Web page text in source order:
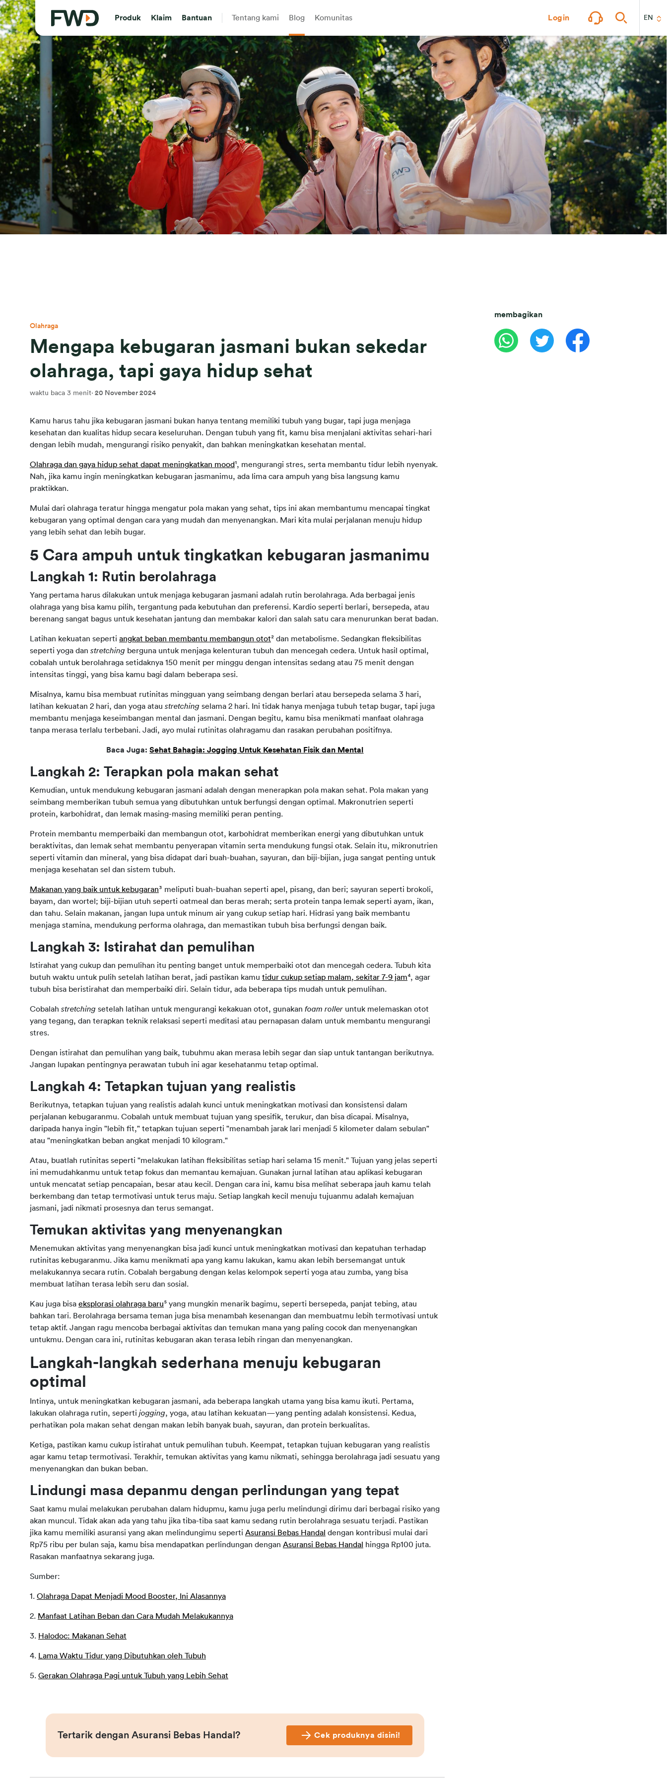
Produk Klaim Bantuan Tentang kami Blog Komunitas Login EN
Olahraga
Mengapa kebugaran jasmani bukan sekedar
olahraga, tapi gaya hidup sehat
waktu baca 3 menit· 20 November 2024
Kamu harus tahu jika kebugaran jasmani bukan hanya tentang memiliki tubuh yang bugar, tapi juga menjaga
kesehatan dan kualitas hidup secara keseluruhan. Dengan tubuh yang fit, kamu bisa menjalani aktivitas sehari-hari
dengan lebih mudah, mengurangi risiko penyakit, dan bahkan meningkatkan kesehatan mental.
Olahraga dan gaya hidup sehat dapat meningkatkan mood¹, mengurangi stres, serta membantu tidur lebih nyenyak.
Nah, jika kamu ingin meningkatkan kebugaran jasmanimu, ada lima cara ampuh yang bisa langsung kamu
praktikkan.
Mulai dari olahraga teratur hingga mengatur pola makan yang sehat, tips ini akan membantumu mencapai tingkat
kebugaran yang optimal dengan cara yang mudah dan menyenangkan. Mari kita mulai perjalanan menuju hidup
yang lebih sehat dan lebih bugar.
5 Cara ampuh untuk tingkatkan kebugaran jasmanimu
Langkah 1: Rutin berolahraga
Yang pertama harus dilakukan untuk menjaga kebugaran jasmani adalah rutin berolahraga. Ada berbagai jenis
olahraga yang bisa kamu pilih, tergantung pada kebutuhan dan preferensi. Kardio seperti berlari, bersepeda, atau
berenang sangat bagus untuk kesehatan jantung dan membakar kalori dan salah satu cara menurunkan berat badan.
Latihan kekuatan seperti angkat beban membantu membangun otot² dan metabolisme. Sedangkan fleksibilitas
seperti yoga dan stretching berguna untuk menjaga kelenturan tubuh dan mencegah cedera. Untuk hasil optimal,
cobalah untuk berolahraga setidaknya 150 menit per minggu dengan intensitas sedang atau 75 menit dengan
intensitas tinggi, yang bisa kamu bagi dalam beberapa sesi.
Misalnya, kamu bisa membuat rutinitas mingguan yang seimbang dengan berlari atau bersepeda selama 3 hari,
latihan kekuatan 2 hari, dan yoga atau stretching selama 2 hari. Ini tidak hanya menjaga tubuh tetap bugar, tapi juga
membantu menjaga keseimbangan mental dan jasmani. Dengan begitu, kamu bisa menikmati manfaat olahraga
tanpa merasa terlalu terbebani. Jadi, ayo mulai rutinitas olahragamu dan rasakan perubahan positifnya.
Baca Juga: Sehat Bahagia: Jogging Untuk Kesehatan Fisik dan Mental
Langkah 2: Terapkan pola makan sehat
Kemudian, untuk mendukung kebugaran jasmani adalah dengan menerapkan pola makan sehat. Pola makan yang
seimbang memberikan tubuh semua yang dibutuhkan untuk berfungsi dengan optimal. Makronutrien seperti
protein, karbohidrat, dan lemak masing-masing memiliki peran penting.
Protein membantu memperbaiki dan membangun otot, karbohidrat memberikan energi yang dibutuhkan untuk
beraktivitas, dan lemak sehat membantu penyerapan vitamin serta mendukung fungsi otak. Selain itu, mikronutrien
seperti vitamin dan mineral, yang bisa didapat dari buah-buahan, sayuran, dan biji-bijian, juga sangat penting untuk
menjaga kesehatan sel dan sistem tubuh.
Makanan yang baik untuk kebugaran³ meliputi buah-buahan seperti apel, pisang, dan beri; sayuran seperti brokoli,
bayam, dan wortel; biji-bijian utuh seperti oatmeal dan beras merah; serta protein tanpa lemak seperti ayam, ikan,
dan tahu. Selain makanan, jangan lupa untuk minum air yang cukup setiap hari. Hidrasi yang baik membantu
menjaga stamina, mendukung performa olahraga, dan memastikan tubuh bisa berfungsi dengan baik.
Langkah 3: Istirahat dan pemulihan
Istirahat yang cukup dan pemulihan itu penting banget untuk memperbaiki otot dan mencegah cedera. Tubuh kita
butuh waktu untuk pulih setelah latihan berat, jadi pastikan kamu tidur cukup setiap malam, sekitar 7-9 jam⁴, agar
tubuh bisa beristirahat dan memperbaiki diri. Selain tidur, ada beberapa tips mudah untuk pemulihan.
Cobalah stretching setelah latihan untuk mengurangi kekakuan otot, gunakan foam roller untuk melemaskan otot
yang tegang, dan terapkan teknik relaksasi seperti meditasi atau pernapasan dalam untuk membantu mengurangi
stres.
Dengan istirahat dan pemulihan yang baik, tubuhmu akan merasa lebih segar dan siap untuk tantangan berikutnya.
Jangan lupakan pentingnya perawatan tubuh ini agar kesehatanmu tetap optimal.
Langkah 4: Tetapkan tujuan yang realistis
Berikutnya, tetapkan tujuan yang realistis adalah kunci untuk meningkatkan motivasi dan konsistensi dalam
perjalanan kebugaranmu. Cobalah untuk membuat tujuan yang spesifik, terukur, dan bisa dicapai. Misalnya,
daripada hanya ingin "lebih fit," tetapkan tujuan seperti "menambah jarak lari menjadi 5 kilometer dalam sebulan"
atau "meningkatkan beban angkat menjadi 10 kilogram."
Atau, buatlah rutinitas seperti "melakukan latihan fleksibilitas setiap hari selama 15 menit." Tujuan yang jelas seperti
ini memudahkanmu untuk tetap fokus dan memantau kemajuan. Gunakan jurnal latihan atau aplikasi kebugaran
untuk mencatat setiap pencapaian, besar atau kecil. Dengan cara ini, kamu bisa melihat seberapa jauh kamu telah
berkembang dan tetap termotivasi untuk terus maju. Setiap langkah kecil menuju tujuanmu adalah kemajuan
jasmani, jadi nikmati prosesnya dan terus semangat.
Temukan aktivitas yang menyenangkan
Menemukan aktivitas yang menyenangkan bisa jadi kunci untuk meningkatkan motivasi dan kepatuhan terhadap
rutinitas kebugaranmu. Jika kamu menikmati apa yang kamu lakukan, kamu akan lebih bersemangat untuk
melakukannya secara rutin. Cobalah bergabung dengan kelas kelompok seperti yoga atau zumba, yang bisa
membuat latihan terasa lebih seru dan sosial.
Kau juga bisa eksplorasi olahraga baru⁵ yang mungkin menarik bagimu, seperti bersepeda, panjat tebing, atau
bahkan tari. Berolahraga bersama teman juga bisa menambah kesenangan dan membuatmu lebih termotivasi untuk
tetap aktif. Jangan ragu mencoba berbagai aktivitas dan temukan mana yang paling cocok dan menyenangkan
untukmu. Dengan cara ini, rutinitas kebugaran akan terasa lebih ringan dan menyenangkan.
Langkah-langkah sederhana menuju kebugaran
optimal
Intinya, untuk meningkatkan kebugaran jasmani, ada beberapa langkah utama yang bisa kamu ikuti. Pertama,
lakukan olahraga rutin, seperti jogging, yoga, atau latihan kekuatan—yang penting adalah konsistensi. Kedua,
perhatikan pola makan sehat dengan makan lebih banyak buah, sayuran, dan protein berkualitas.
Ketiga, pastikan kamu cukup istirahat untuk pemulihan tubuh. Keempat, tetapkan tujuan kebugaran yang realistis
agar kamu tetap termotivasi. Terakhir, temukan aktivitas yang kamu nikmati, sehingga berolahraga jadi sesuatu yang
menyenangkan dan bukan beban.
Lindungi masa depanmu dengan perlindungan yang tepat
Saat kamu mulai melakukan perubahan dalam hidupmu, kamu juga perlu melindungi dirimu dari berbagai risiko yang
akan muncul. Tidak akan ada yang tahu jika tiba-tiba saat kamu sedang rutin berolahraga sesuatu terjadi. Pastikan
jika kamu memiliki asuransi yang akan melindungimu seperti Asuransi Bebas Handal dengan kontribusi mulai dari
Rp75 ribu per bulan saja, kamu bisa mendapatkan perlindungan dengan Asuransi Bebas Handal hingga Rp100 juta.
Rasakan manfaatnya sekarang juga.
Sumber:
1. Olahraga Dapat Menjadi Mood Booster, Ini Alasannya
2. Manfaat Latihan Beban dan Cara Mudah Melakukannya
3. Halodoc: Makanan Sehat
4. Lama Waktu Tidur yang Dibutuhkan oleh Tubuh
5. Gerakan Olahraga Pagi untuk Tubuh yang Lebih Sehat
Tertarik dengan Asuransi Bebas Handal? Cek produknya disini!
membagikan